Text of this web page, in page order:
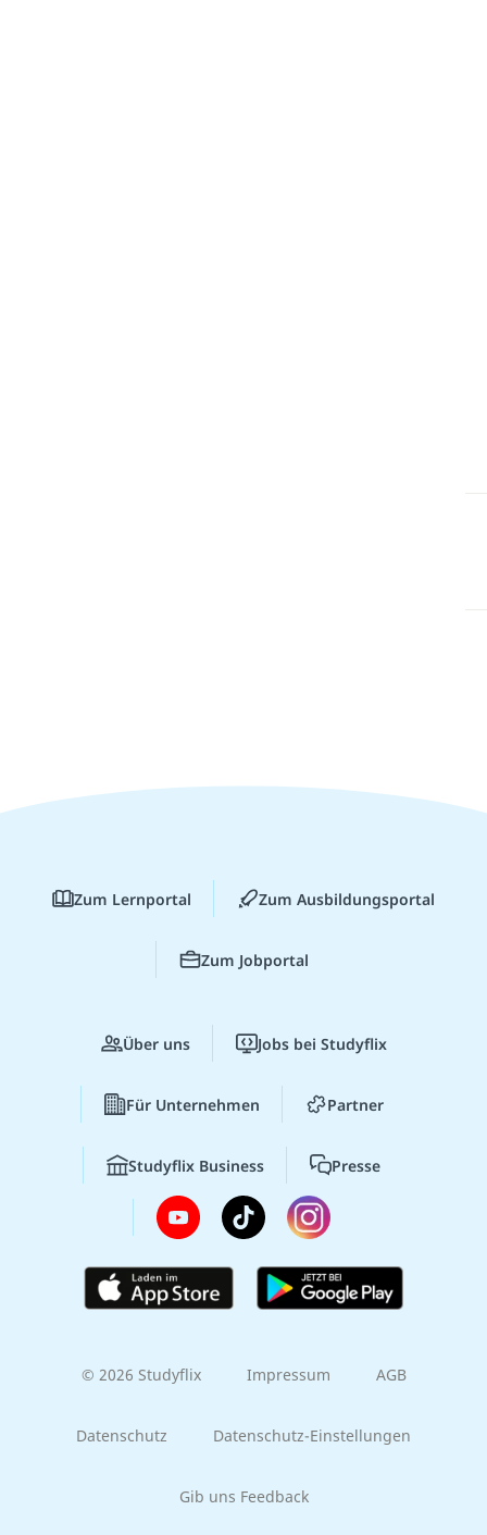
Zum Lernportal Zum Ausbildungsportal
Zum Jobportal
Über uns Jobs bei Studyflix
Für Unternehmen Partner
Studyflix Business Presse
© 2026 Studyflix Impressum AGB
Datenschutz Datenschutz-Einstellungen
Gib uns Feedback